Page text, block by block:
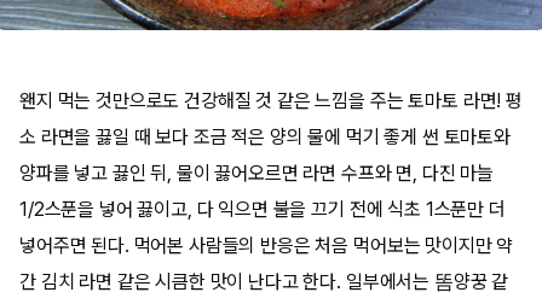
왠지 먹는 것만으로도 건강해질 것 같은 느낌을 주는 토마토 라면! 평
소 라면을 끓일 때 보다 조금 적은 양의 물에 먹기 좋게 썬 토마토와
양파를 넣고 끓인 뒤, 물이 끓어오르면 라면 수프와 면, 다진 마늘
1/2스푼을 넣어 끓이고, 다 익으면 불을 끄기 전에 식초 1스푼만 더
넣어주면 된다. 먹어본 사람들의 반응은 처음 먹어보는 맛이지만 약
간 김치 라면 같은 시큼한 맛이 난다고 한다. 일부에서는 똠양꿍 같